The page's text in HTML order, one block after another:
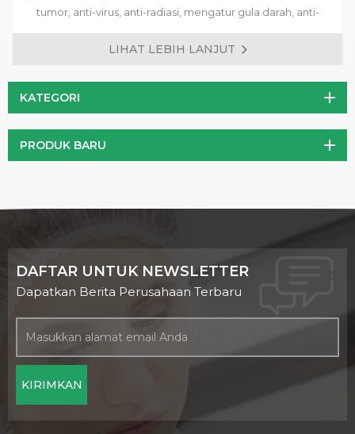
tumor, anti-virus, anti-radiasi, mengatur gula darah, anti-
trombosis, melindungi hati, dan meningkatkan imunitas
manusia Ini telah menjadi salah satu produk kesehatan
LIHAT LEBIH LANJUT
KATEGORI
PRODUK BARU
DAFTAR UNTUK NEWSLETTER
Dapatkan Berita Perusahaan Terbaru